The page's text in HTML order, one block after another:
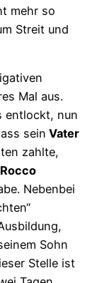
mehr so
Streit und
Mal aus.
entlockt, nun
sein Vater
zahlte,
Nebenbei
Sohn
Stelle ist